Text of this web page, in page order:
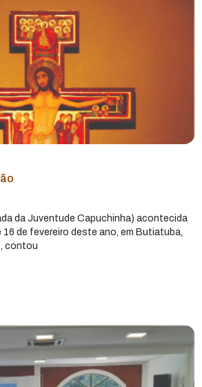
da Juventude Capuchinha) acontecida
16 de fevereiro deste ano, em Butiatuba,
contou